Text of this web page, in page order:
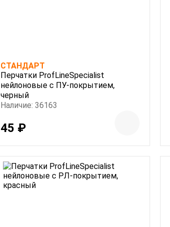
СТАНДАРТ
Перчатки ProfLineSpecialist
нейлоновые с ПУ-покрытием,
черный
Наличие: 36163
45 ₽